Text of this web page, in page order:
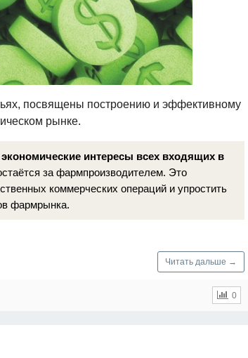
посвящены построению и эффективному
рынке.
интересы всех входящих в
за фармпроизводителем. Это
коммерческих операций и упростить
фармрынка.
Читать дальше →
0